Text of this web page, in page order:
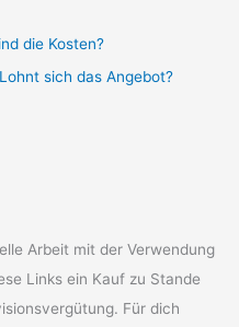
die Kosten?
sich das Angebot?
Arbeit mit der Verwendung
Links ein Kauf zu Stande
Für dich